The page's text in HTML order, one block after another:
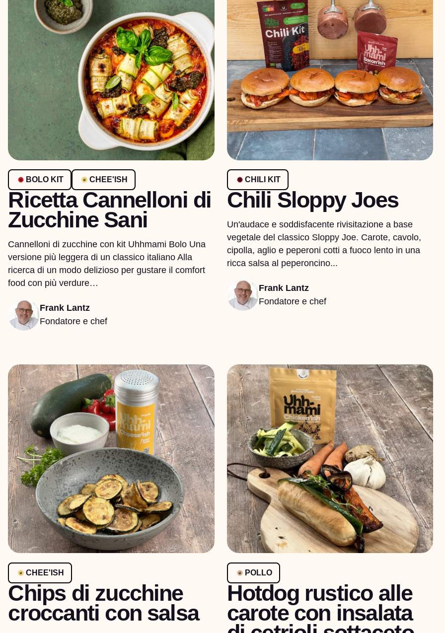
BOLO KIT CHEE'ISH
Ricetta Cannelloni di
Zucchine Sani
Cannelloni di zucchine con kit Uhhmami Bolo Una
versione più leggera di un classico italiano Alla
ricerca di un modo delizioso per gustare il comfort
food con più verdure…
Frank Lantz
Fondatore e chef
CHILI KIT
Chili Sloppy Joes
Un'audace e soddisfacente rivisitazione a base
vegetale del classico Sloppy Joe. Carote, cavolo,
cipolla, aglio e peperoni cotti a fuoco lento in una
ricca salsa al peperoncino...
Frank Lantz
Fondatore e chef
CHEE'ISH
Chips di zucchine
croccanti con salsa
POLLO
Hotdog rustico alle
carote con insalata